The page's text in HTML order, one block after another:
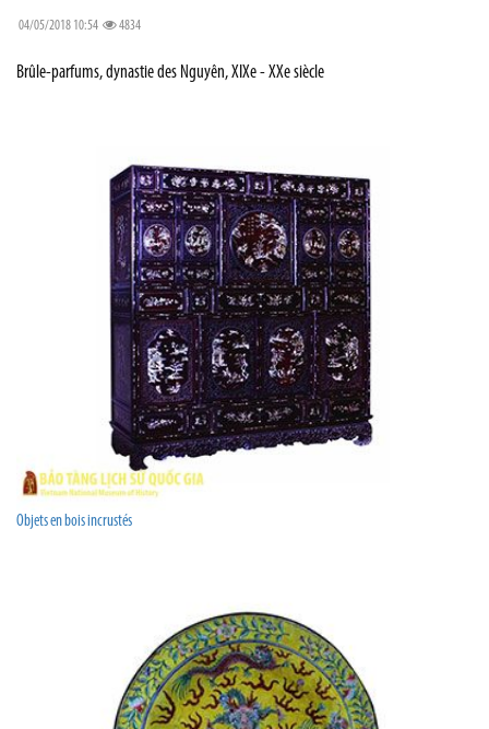
04/05/2018 10:54 4834
Brûle-parfums, dynastie des Nguyên, XIXe - XXe siècle
Objets en bois incrustés